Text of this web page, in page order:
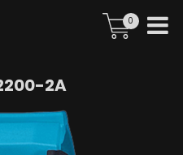
0
2A